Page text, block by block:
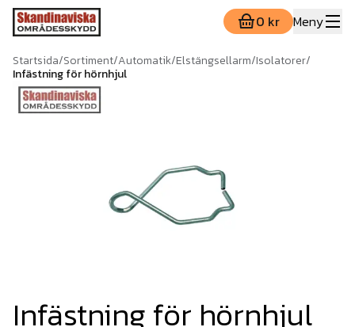
0 kr Meny
Startsida/Sortiment/Automatik/Elstängsellarm/Isolatorer/
Infästning för hörnhjul
Infästning för hörnhjul